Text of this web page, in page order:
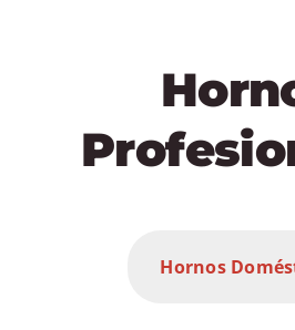
Hornos